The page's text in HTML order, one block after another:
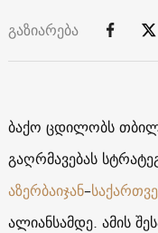
გაზიარება
ბაქო ცდილობს
გაღრმავებას
აზერბაიჯან–
ალიანსამდე. ამის